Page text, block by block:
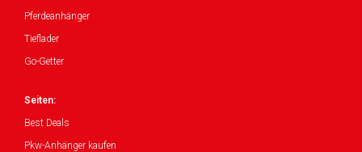
Pferdeanhänger
Tieflader
Go-Getter
Seiten:
Best Deals
Pkw-Anhänger kaufen